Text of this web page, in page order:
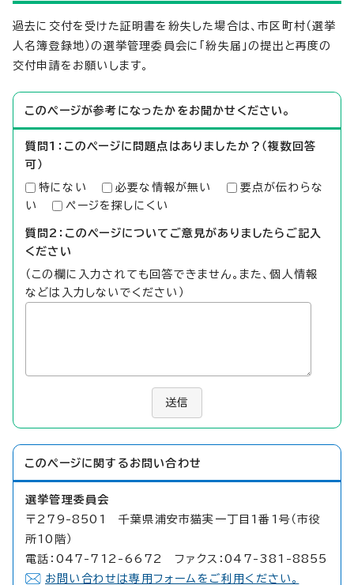
過去に交付を受けた証明書を紛失した場合は、市区町村（選挙
人名簿登録地）の選挙管理委員会に「紛失届」の提出と再度の
交付申請をお願いします。
このページが参考になったかをお聞かせください。
質問1：このページに問題点はありましたか？（複数回答
可）
特にない 必要な情報が無い
要点が伝わらな
い
ページを探しにくい
質問2：このページについてご意見がありましたらご記入
ください
（この欄に入力されても回答できません。また、個人情報
などは入力しないでください）
送信
このページに関する お問い合わせ
選挙管理委員会
〒279-8501 千葉県浦安市猫実一丁目1番1号（市役
所10階）
電話：047-712-6672 ファクス：047-381-8855
お問い合わせは専用フォームをご利用ください。